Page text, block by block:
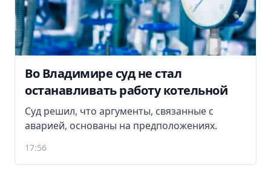
Во Владимире суд не стал
останавливать работу котельной
Суд решил, что аргументы, связанные с
аварией, основаны на предположениях.
17:56